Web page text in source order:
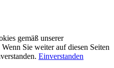
gemäß unserer
Sie weiter auf diesen Seiten
Einverstanden